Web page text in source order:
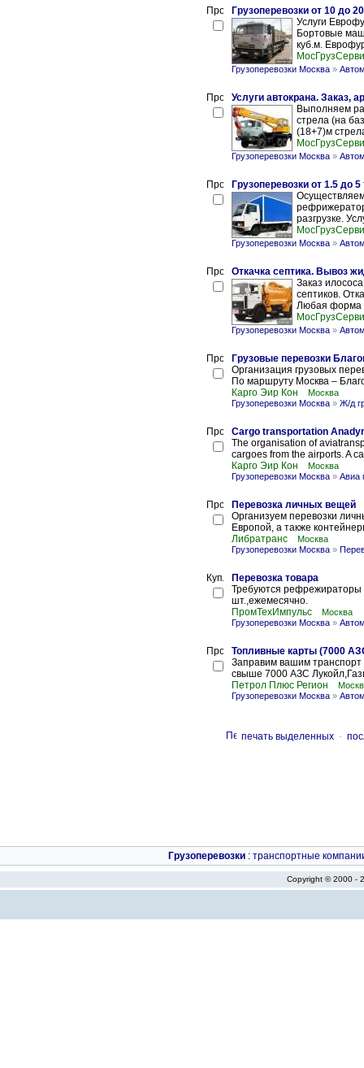
Грузоперевозки от 10 до
Услуги
Бортовые
куб.м.
Грузоперевозки Москва »
Услуги автокрана. Заказ,
Выполняем
стрела (на
(18+7)м
Грузоперевозки Москва »
Грузоперевозки от 1.5 до
разгрузке.
Грузоперевозки Москва »
Откачка септика. Вывоз
Заказ
септиков.
Любая форма
Грузоперевозки Москва »
Грузовые перевозки
Организация грузовых
По маршруту Москва –
Карго Эир Кон
Москва
Грузоперевозки Москва » Ж/д
Cargo transportation
The organisation of
cargoes from the airports. A
Карго Эир Кон
Москва
Грузоперевозки Москва » Авиа
Перевозка личных вещей
Организуем перевозки
Европой, а также
Либратранс
Москва
Грузоперевозки Москва »
Перевозка товара
Требуются рефрежираторы
шт.,ежемесячно.
ПромТехИмпульс
Москва
Грузоперевозки Москва »
Топливные карты (7000
Заправим вашим транспорт
свыше 7000 АЗС
Петрол Плюс Регион
Грузоперевозки Москва »
печать выделенных -
Грузоперевозки : транспортные
Copyright © 2000 -